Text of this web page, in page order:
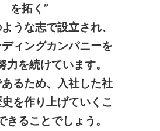
を拓く”
うな志で設立され、
ィングカンパニーを
力を続けています。
るため、入社した社
を作り上げていくこ
きることでしょう。